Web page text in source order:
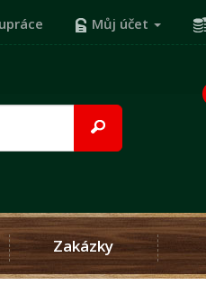
Můj účet
Zakázky